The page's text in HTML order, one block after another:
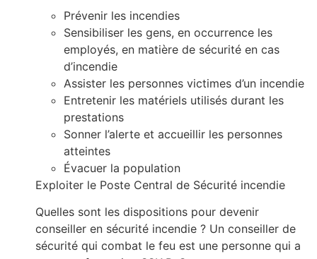
Prévenir les incendies
Sensibiliser les gens, en occurrence les
employés, en matière de sécurité en cas
d’incendie
Assister les personnes victimes d’un incendie
Entretenir les matériels utilisés durant les
prestations
Sonner l’alerte et accueillir les personnes
atteintes
Évacuer la population
Exploiter le Poste Central de Sécurité incendie
Quelles sont les dispositions pour devenir
conseiller en sécurité incendie ? Un conseiller de
sécurité qui combat le feu est une personne qui a